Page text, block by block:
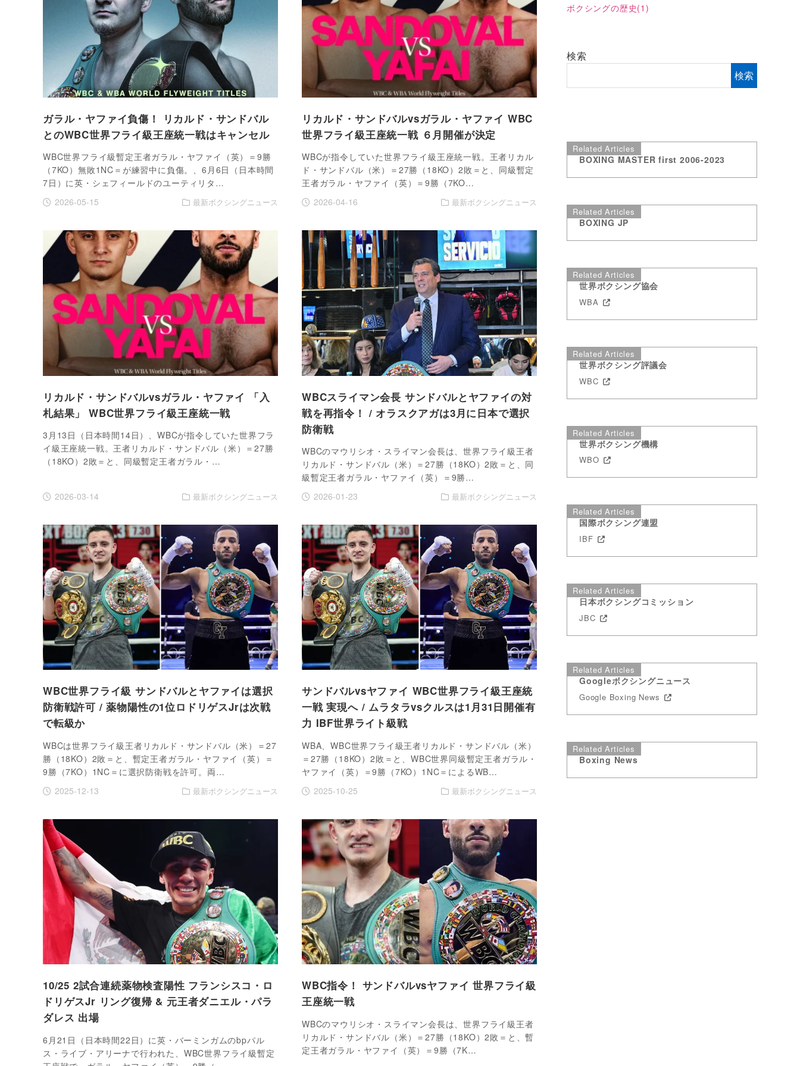
ガラル・ヤファイ負傷！ リカルド・サンドバル
とのWBC世界フライ級王座統一戦はキャンセル
WBC世界フライ級暫定王者ガラル・ヤファイ（英）＝9勝
（7KO）無敗1NC＝が練習中に負傷。、6月6日（日本時間
7日）に英・シェフィールドのユーティリタ…
2026-05-15
最新ボクシングニュース
リカルド・サンドバルvsガラル・ヤファイ WBC
世界フライ級王座統一戦 ６月開催が決定
WBCが指令していた世界フライ級王座統一戦。王者リカル
ド・サンドバル（米）＝27勝（18KO）2敗＝と、同級暫定
王者ガラル・ヤファイ（英）＝9勝（7KO…
2026-04-16
最新ボクシングニュース
リカルド・サンドバルvsガラル・ヤファイ 「入
札結果」 WBC世界フライ級王座統一戦
3月13日（日本時間14日）、WBCが指令していた世界フラ
イ級王座統一戦。王者リカルド・サンドバル（米）＝27勝
（18KO）2敗＝と、同級暫定王者ガラル・…
2026-03-14 最新ボクシングニュース
WBCスライマン会長 サンドバルとヤファイの対
戦を再指令！ / オラスクアガは3月に日本で選択
防衛戦
WBCのマウリシオ・スライマン会長は、世界フライ級王者
リカルド・サンドバル（米）＝27勝（18KO）2敗＝と、同
級暫定王者ガラル・ヤファイ（英）＝9勝…
2026-01-23
最新ボクシングニュース
WBC世界フライ級 サンドバルとヤファイは選択
防衛戦許可 / 薬物陽性の1位ロドリゲスJrは次戦
で転級か
WBCは世界フライ級王者リカルド・サンドバル（米）＝27
勝（18KO）2敗＝と、暫定王者ガラル・ヤファイ（英）＝
9勝（7KO）1NC＝に選択防衛戦を許可。両…
2025-12-13
最新ボクシングニュース
サンドバルvsヤファイ WBC世界フライ級王座統
一戦 実現へ / ムラタラvsクルスは1月31日開催有
力 IBF世界ライト級戦
WBA、WBC世界フライ級王者リカルド・サンドバル（米）
＝27勝（18KO）2敗＝と、WBC世界同級暫定王者ガラル・
ヤファイ（英）＝9勝（7KO）1NC＝によるWB…
2025-10-25
最新ボクシングニュース
10/25 2試合連続薬物検査陽性 フランシスコ・ロ
ドリゲスJr リング復帰 & 元王者ダニエル・パラ
ダレス 出場
6月21日（日本時間22日）に英・バーミンガムのbpパル
ス・ライブ・アリーナで行われた、WBC世界フライ級暫定
WBC指令！ サンドバルvsヤファイ 世界フライ級
王座統一戦
WBCのマウリシオ・スライマン会長は、世界フライ級王者
リカルド・サンドバル（米）＝27勝（18KO）2敗＝と、暫
定王者ガラル・ヤファイ（英）＝9勝（7K…
ボクシングの歴史(1)
検索
検索
Related Articles
BOXING MASTER first 2006-2023
Related Articles
BOXING JP
Related Articles
世界ボクシング協会
WBA
Related Articles
世界ボクシング評議会
WBC
Related Articles
世界ボクシング機構
WBO
Related Articles
国際ボクシング連盟
IBF
Related Articles
日本ボクシングコミッション
JBC
Related Articles
Googleボクシングニュース
Google Boxing News
Related Articles
Boxing News